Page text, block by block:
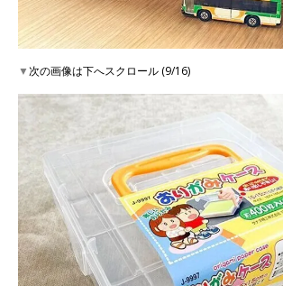
▼次の画像は下へスクロール (9/16)